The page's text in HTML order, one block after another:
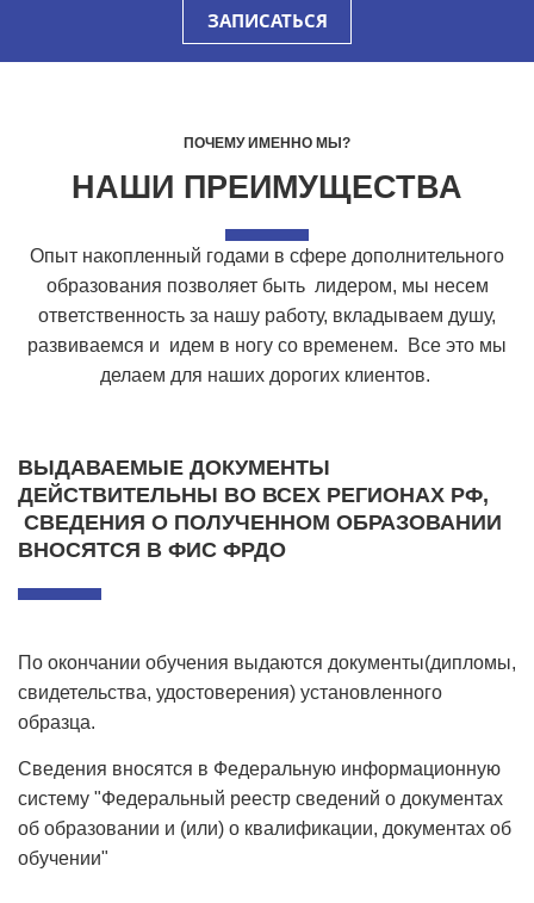
ЗАПИСАТЬСЯ
ПОЧЕМУ ИМЕННО МЫ?
НАШИ ПРЕИМУЩЕСТВА
Опыт накопленный годами в сфере дополнительного
образования позволяет быть лидером, мы несем
ответственность за нашу работу, вкладываем душу,
развиваемся и идем в ногу со временем. Все это мы
делаем для наших дорогих клиентов.
ВЫДАВАЕМЫЕ ДОКУМЕНТЫ
ДЕЙСТВИТЕЛЬНЫ ВО ВСЕХ РЕГИОНАХ РФ,
СВЕДЕНИЯ О ПОЛУЧЕННОМ ОБРАЗОВАНИИ
ВНОСЯТСЯ В ФИС ФРДО
По окончании обучения выдаются документы(дипломы,
свидетельства, удостоверения) установленного
образца.
Сведения вносятся в Федеральную информационную
систему "Федеральный реестр сведений о документах
об образовании и (или) о квалификации, документах об
обучении"